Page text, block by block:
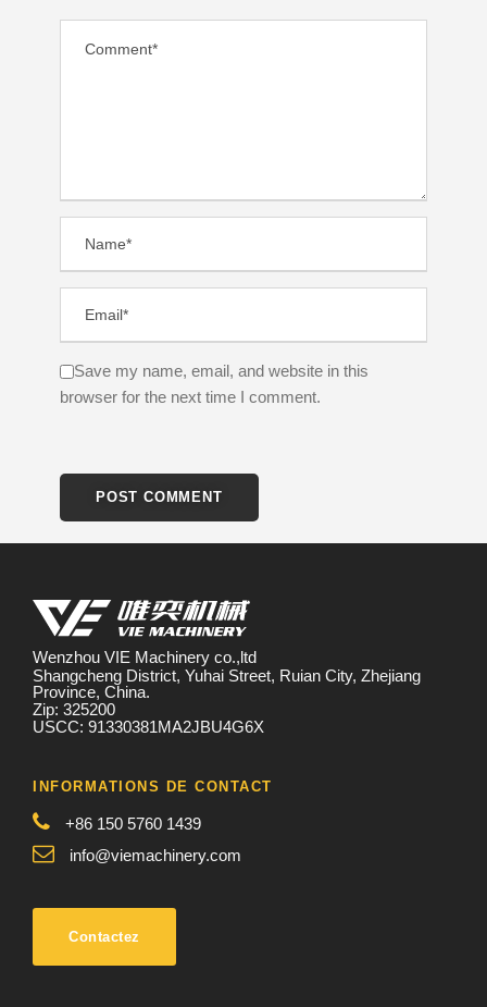
Save my name, email, and website in this
browser for the next time I comment.
Wenzhou VIE Machinery co.,ltd
Shangcheng District, Yuhai Street, Ruian City, Zhejiang
Province, China.
Zip: 325200
USCC: 91330381MA2JBU4G6X
INFORMATIONS DE CONTACT
+86 150 5760 1439
info@viemachinery.com
Contactez